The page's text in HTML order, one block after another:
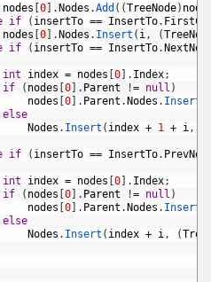
nodes 0 . Nodes .Add ( (TreeNode) node
if ( insertTo == InsertTo.
nodes 0 . Nodes . Insert ( i, (
if ( insertTo == InsertTo.
int
index = nodes 0 . Index;
if
( nodes 0 . Parent != null )
nodes 0 . Parent . Nodes . Insert
else
Nodes . Insert ( index + 1 + i,
if ( insertTo == InsertTo.
int
index = nodes 0 . Index;
if
( nodes 0 . Parent != null )
nodes 0 . Parent . Nodes . Insert
else
Nodes . Insert ( index + i, (